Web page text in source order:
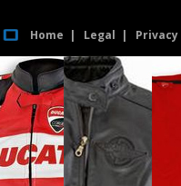
Home Legal